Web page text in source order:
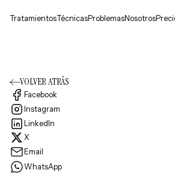
TratamientosTécnicasProblemasNosotros
VOLVER ATRÁS
Facebook
Instagram
LinkedIn
X
Email
WhatsApp